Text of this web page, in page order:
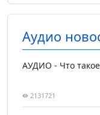
Аудио
АУДИО - Что
2131721